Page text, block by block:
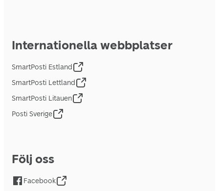
Internationella webbplatser
SmartPosti Estland
SmartPosti Lettland
SmartPosti Litauen
Posti Sverige
Följ oss
Facebook